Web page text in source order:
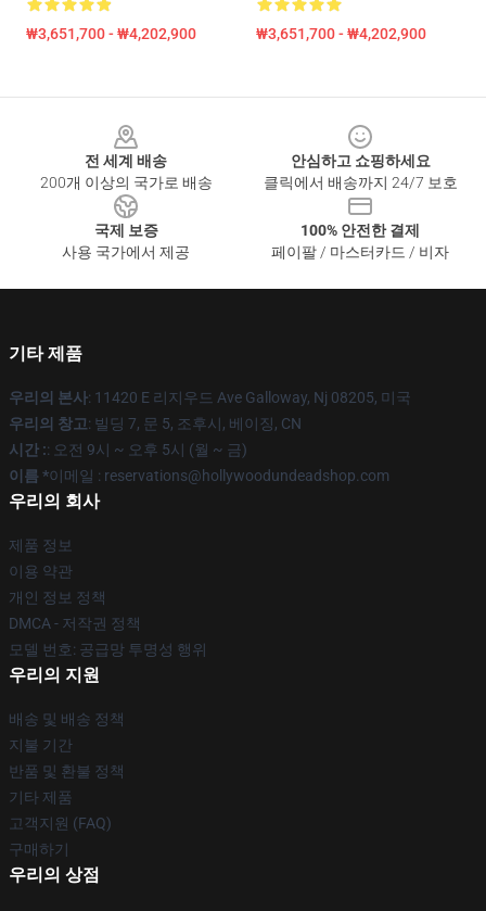
₩3,651,700 - ₩4,202,900 ₩3,651,700 - ₩4,202,900
전 세계 배송
200개 이상의 국가로 배송
안심하고 쇼핑하세요
클릭에서 배송까지 24/7 보호
국제 보증
사용 국가에서 제공
100% 안전한 결제
페이팔 / 마스터카드 / 비자
기타 제품
우리의 본사: 11420 E 리지우드 Ave Galloway, Nj 08205, 미국
우리의 창고: 빌딩 7, 문 5, 조후시, 베이징, CN
시간 :: 오전 9시 ~ 오후 5시 (월 ~ 금)
이름 *이메일 : reservations@hollywoodundeadshop.com
우리의 회사
제품 정보
이용 약관
개인 정보 정책
DMCA - 저작권 정책
모델 번호: 공급망 투명성 행위
우리의 지원
배송 및 배송 정책
지불 기간
반품 및 환불 정책
기타 제품
고객지원 (FAQ)
구매하기
우리의 상점